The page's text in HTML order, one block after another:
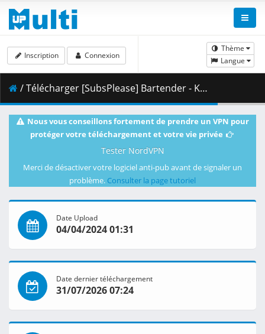
Thème
Langue
Inscription Connexion
/ Télécharger [SubsPlease] Bartender - Kami no Glass - 01 (720p) [50DB13E2].mkv.002 ( 354.21 MB )
Nous vous conseillons fortement de prendre un VPN pour
protéger votre téléchargement et votre vie privée
Tester NordVPN
Merci de désactiver votre logiciel anti-pub avant de signaler un
problème. Consulter la page tutoriel
Date Upload
04/04/2024 01:31
Date dernier téléchargement
31/07/2026 07:24